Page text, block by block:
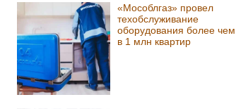
«Мособлгаз» провел
техобслуживание
оборудования более чем
в 1 млн квартир